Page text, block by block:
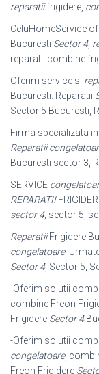
reparatiifrigidere,
CeluHomeService
Bucuresti Sector 4,
reparatii combine
Oferim service si
Bucuresti: Reparatii
Sector 5 Bucuresti,
Firma specializata
Reparatii
Bucuresti sector 3,
SERVICE
REPARATII
sector 4, sector 5,
ReparatiiFrigidere
congelatoare.
Sector 4, Sector 5,
-Oferim solutii
combine Freon
Frigidere Sector 4
-Oferim solutii
congelatoare,
Freon Frigidere